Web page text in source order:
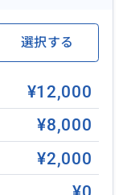
選択する
¥12,000
¥8,000
¥2,000